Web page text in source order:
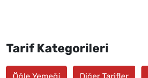
Tarif Kategorileri